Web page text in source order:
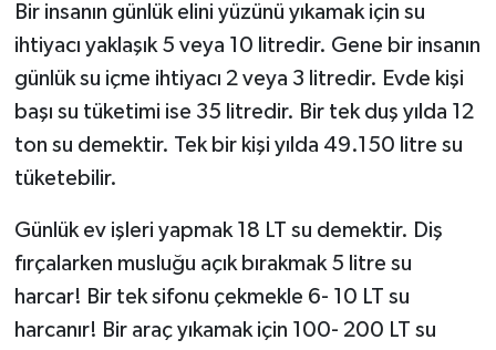
Bir insanın günlük elini yüzünü yıkamak için su
ihtiyacı yaklaşık 5 veya 10 litredir. Gene bir insanın
günlük su içme ihtiyacı 2 veya 3 litredir. Evde kişi
başı su tüketimi ise 35 litredir. Bir tek duş yılda 12
ton su demektir. Tek bir kişi yılda 49.150 litre su
tüketebilir.
Günlük ev işleri yapmak 18 LT su demektir. Diş
fırçalarken musluğu açık bırakmak 5 litre su
harcar! Bir tek sifonu çekmekle 6- 10 LT su
harcanır! Bir araç yıkamak için 100- 200 LT su